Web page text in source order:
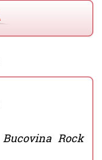
Bucovina Rock